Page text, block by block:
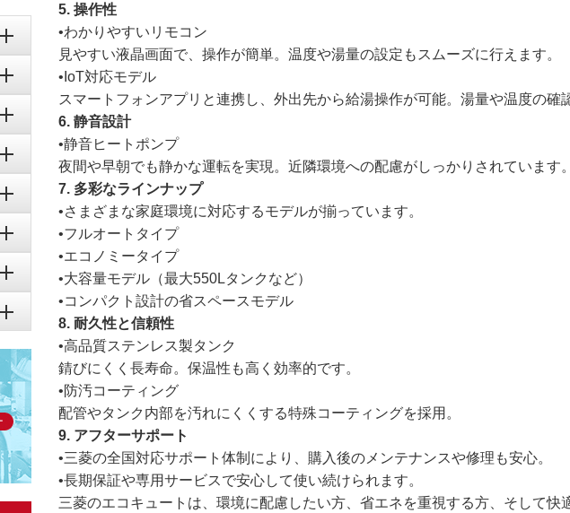
5. 操作性
•わかりやすいリモコン
見やすい液晶画面で、操作が簡単。温度や湯量の設定もスムーズに行えます。
•IoT対応モデル
スマートフォンアプリと連携し、外出先から給湯操作が可能。湯量や温度の確
6. 静音設計
•静音ヒートポンプ
夜間や早朝でも静かな運転を実現。近隣環境への配慮がしっかりされています。
7. 多彩なラインナップ
•さまざまな家庭環境に対応するモデルが揃っています。
•フルオートタイプ
•エコノミータイプ
•大容量モデル（最大550Lタンクなど）
•コンパクト設計の省スペースモデル
8. 耐久性と信頼性
•高品質ステンレス製タンク
錆びにくく長寿命。保温性も高く効率的です。
•防汚コーティング
配管やタンク内部を汚れにくくする特殊コーティングを採用。
9. アフターサポート
•三菱の全国対応サポート体制により、購入後のメンテナンスや修理も安心。
•長期保証や専用サービスで安心して使い続けられます。
三菱のエコキュートは、環境に配慮したい方、省エネを重視する方、そして快